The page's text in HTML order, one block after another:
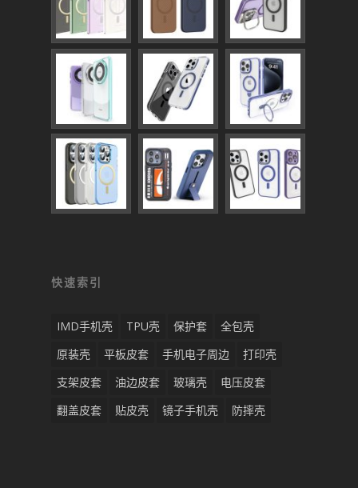
快速索引
IMD手机壳 TPU壳 保护套
全包壳
原装壳
平板皮套 手机电子周边
打印壳
支架皮套
油边皮套 玻璃壳
电压皮套
翻盖皮套
贴皮壳 镜子手机壳 防摔壳